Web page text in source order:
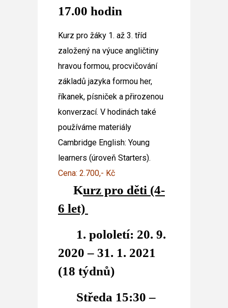
17.00 hodin
Kurz pro žáky 1. až 3. tříd
založený na výuce angličtiny
hravou formou, procvičování
základů jazyka formou her,
říkanek, písniček a přirozenou
konverzací. V hodinách také
používáme materiály
Cambridge English: Young
learners (úroveň Starters).
Cena: 2.700,- Kč
Kurz pro děti (4-
6 let)
1. pololetí: 20. 9.
2020 – 31. 1. 2021
(18 týdnů)
Středa 15:30 –